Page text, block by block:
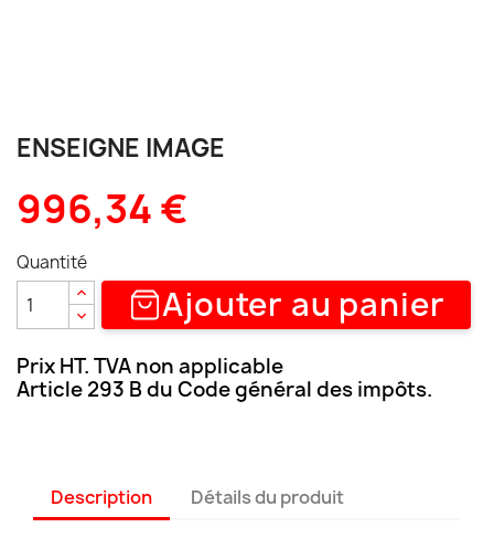
ENSEIGNE IMAGE
996,34 €
Quantité
Ajouter au panier
Prix HT. TVA non applicable
Article 293 B du Code général des impôts.
Description Détails du produit